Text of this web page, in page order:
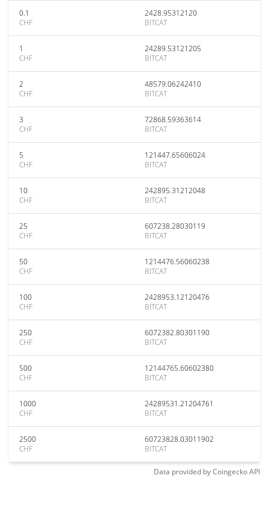
0.1
CHF
2428.95312120
BITCAT
1
CHF
24289.53121205
BITCAT
2
CHF
48579.06242410
BITCAT
3
CHF
72868.59363614
BITCAT
5
CHF
121447.65606024
BITCAT
10
CHF
242895.31212048
BITCAT
25
CHF
607238.28030119
BITCAT
50
CHF
1214476.56060238
BITCAT
100
CHF
2428953.12120476
BITCAT
250
CHF
6072382.80301190
BITCAT
500
CHF
12144765.60602380
BITCAT
1000
CHF
24289531.21204761
BITCAT
2500
CHF
60723828.03011902
BITCAT
Data provided byCoingeckoAPI